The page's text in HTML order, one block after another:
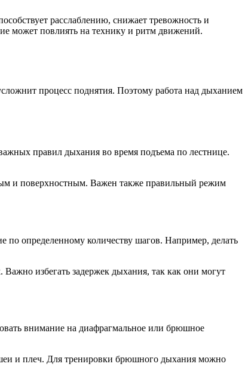
расслаблению, снижает тревожность и
может повлиять на технику и ритм движений.
процесс поднятия. Поэтому работа над дыханием
правил дыхания во время подъема по лестнице.
и поверхностным. Важен также правильный режим
по определенному количеству шагов. Например, делать
избегать задержек дыхания, так как они могут
внимание на диафрагмальное или брюшное
и плеч. Для тренировки брюшного дыхания можно